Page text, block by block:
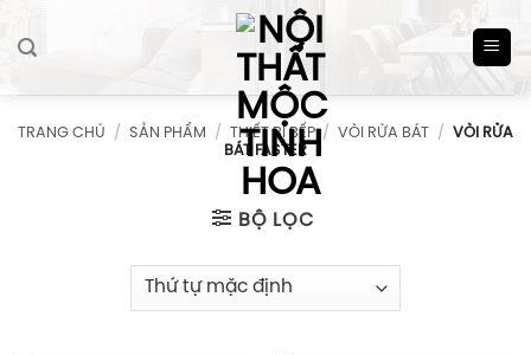
TRANG CHỦ / SẢN PHẨM / THIẾT BỊ BẾP / VÒI RỬA BÁT /
VÒI RỬA
BÁT FASTER
BỘ LỌC